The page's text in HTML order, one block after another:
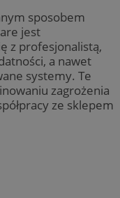
sposobem
jest
z profesjonalistą,
a nawet
systemy. Te
zagrożenia
ze sklepem